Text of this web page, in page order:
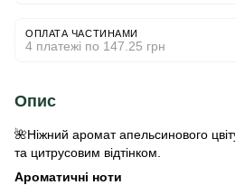
ОПЛАТА ЧАСТИНАМИ
4 платежі по 147.25 грн
Опис
🌺Ніжний аромат апельсинового
та цитрусовим відтінком.
Ароматичні ноти